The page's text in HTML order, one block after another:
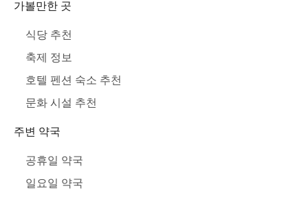
가볼만한 곳
식당 추천
축제 정보
호텔 펜션 숙소 추천
문화 시설 추천
주변 약국
공휴일 약국
일요일 약국